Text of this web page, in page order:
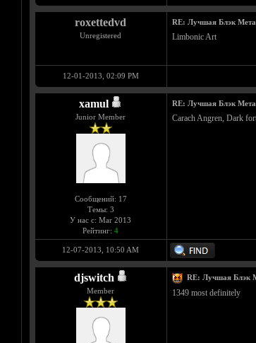
roxettedvd
Unregistered
RE: Лучшая Блэк
Limbonic Art
12-01-2013, 02:09 PM
xamul
Junior Member
Сообщений: 17
Темы: 3
У нас с: Mar 2013
Рейтинг: 4
RE: Лучшая Блэк
Carach Angren, Dark
12-07-2013, 10:50 AM
djswitch
Member
RE: Лучшая Блэк
1349 most definitely